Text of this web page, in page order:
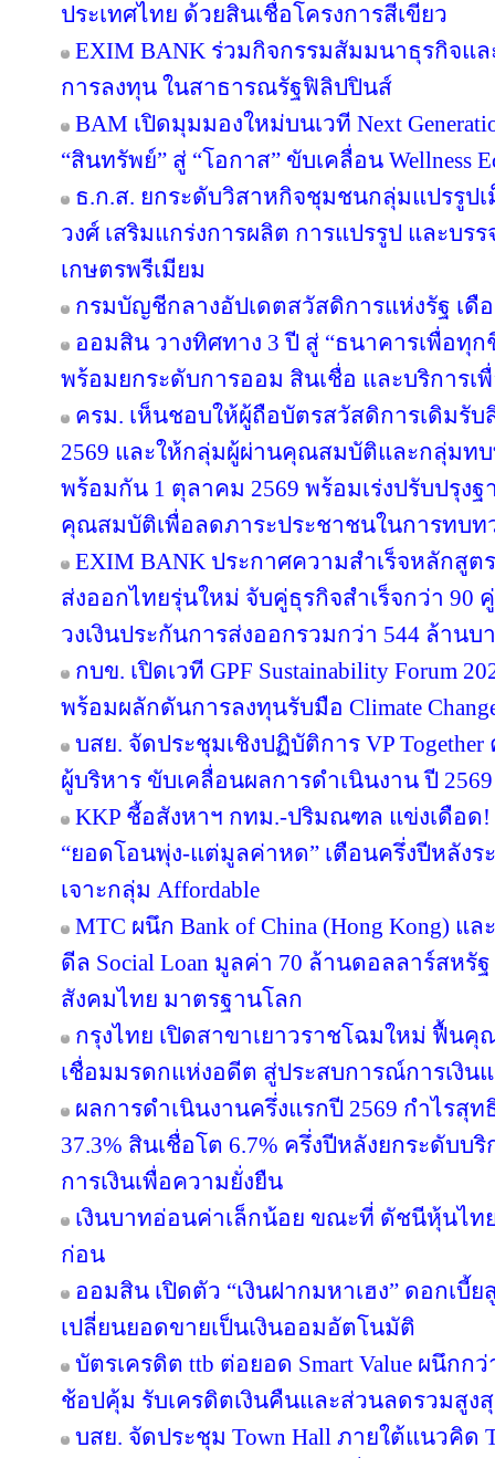
ประเทศไทย ด้วยสินเชื่อโครงการสีเขียว
EXIM BANK ร่วมกิจกรรมสัมมนาธุรกิจแ
การลงทุน ในสาธารณรัฐฟิลิปปินส์
BAM เปิดมุมมองใหม่บนเวที Next
“สินทรัพย์” สู่ “โอกาส” ขับเคลื่อน Wellness
ธ.ก.ส. ยกระดับวิสาหกิจชุมชนกลุ่มแปรรูป
วงศ์ เสริมแกร่งการผลิต การแปรรูป และบ
เกษตรพรีเมียม
กรมบัญชีกลางอัปเดตสวัสดิการแห่งรัฐ เดื
ออมสิน วางทิศทาง 3 ปี สู่ “ธนาคารเพื่อทุ
พร้อมยกระดับการออม สินเชื่อ และบริการเ
ครม. เห็นชอบให้ผู้ถือบัตรสวัสดิการเดิมรับ
2569 และให้กลุ่มผู้ผ่านคุณสมบัติและกลุ่มท
พร้อมกัน 1 ตุลาคม 2569 พร้อมเร่งปรับปรุง
คุณสมบัติเพื่อลดภาระประชาชนในการทบท
EXIM BANK ประกาศความสำเร็จหลักสู
ส่งออกไทยรุ่นใหม่ จับคู่ธุรกิจสำเร็จกว่า 90
วงเงินประกันการส่งออกรวมกว่า 544 ล้านบ
กบข. เปิดเวที GPF Sustainability Forum
พร้อมผลักดันการลงทุนรับมือ Climate
บสย. จัดประชุมเชิงปฏิบัติการ VP
ผู้บริหาร ขับเคลื่อนผลการดำเนินงาน ปี 2569
KKP ชี้อสังหาฯ กทม.-ปริมณฑล แข่งเดือด
“ยอดโอนพุ่ง-แต่มูลค่าหด” เตือนครึ่งปีหลัง
เจาะกลุ่ม Affordable
MTC ผนึก Bank of China (Hong Kong) แล
ดีล Social Loan มูลค่า 70 ล้านดอลลาร์สห
สังคมไทย มาตรฐานโลก
กรุงไทย เปิดสาขาเยาวราชโฉมใหม่ ฟื้น
เชื่อมมรดกแห่งอดีต สู่ประสบการณ์การเงิน
ผลการดำเนินงานครึ่งแรกปี 2569 กำไรสุท
37.3% สินเชื่อโต 6.7% ครึ่งปีหลังยกระดับบ
การเงินเพื่อความยั่งยืน
เงินบาทอ่อนค่าเล็กน้อย ขณะที่ ดัชนีหุ้นไท
ก่อน
ออมสิน เปิดตัว “เงินฝากมหาเฮง” ดอกเบี้
เปลี่ยนยอดขายเป็นเงินออมอัตโนมัติ
บัตรเครดิต ttb ต่อยอด Smart Value ผนึก
ช้อปคุ้ม รับเครดิตเงินคืนและส่วนลดรวมสูง
บสย. จัดประชุม Town Hall ภายใต้แนวคิด